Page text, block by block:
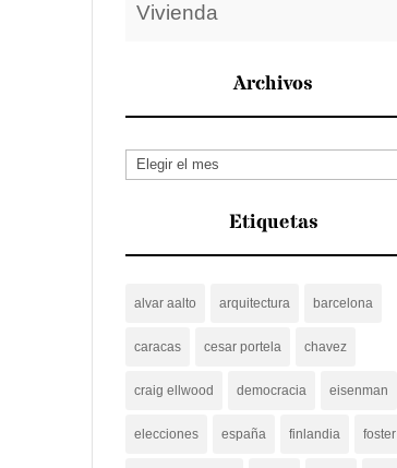
Vivienda
Archivos
Archivos
Etiquetas
alvar aalto arquitectura barcelona
caracas cesar portela chavez
craig ellwood democracia eisenman
elecciones españa finlandia foster